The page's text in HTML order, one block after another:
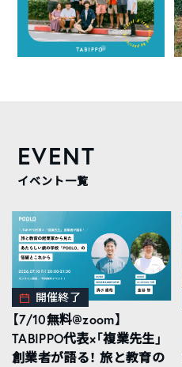
EVENT
イベント一覧
開催終了
【7/10無料@zoom】
TABIPPO代表×「複業先生」
創業者が語る！ 旅と教育の